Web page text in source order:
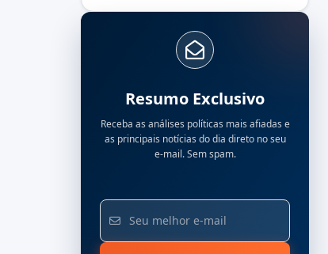
Resumo Exclusivo
Receba as análises políticas mais afiadas e
as principais notícias do dia direto no seu
e-mail. Sem spam.